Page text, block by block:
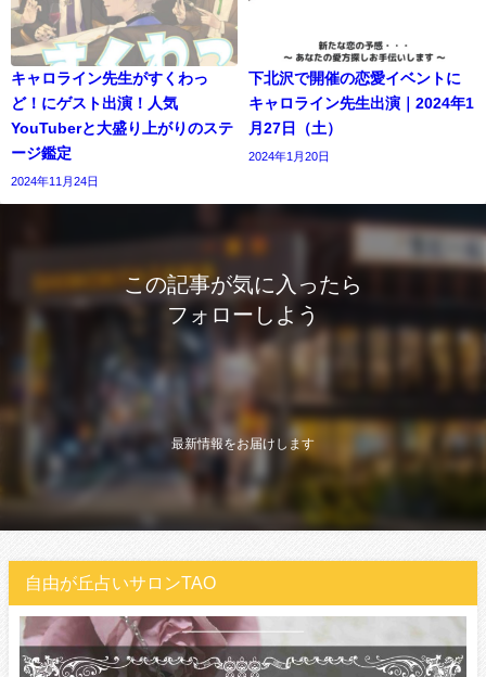
キャロライン先生がすくわっ
ど！にゲスト出演！人気
YouTuberと大盛り上がりのステ
ージ鑑定
2024年11月24日
下北沢で開催の恋愛イベントに
キャロライン先生出演｜2024年1
月27日（土）
2024年1月20日
この記事が気に入ったら
フォローしよう
最新情報をお届けします
自由が丘占いサロンTAO